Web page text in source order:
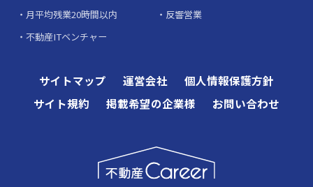
月平均残業20時間以内
反響営業
不動産ITベンチャー
サイトマップ 運営会社
個人情報保護方針
サイト規約
掲載希望の企業様 お問い合わせ